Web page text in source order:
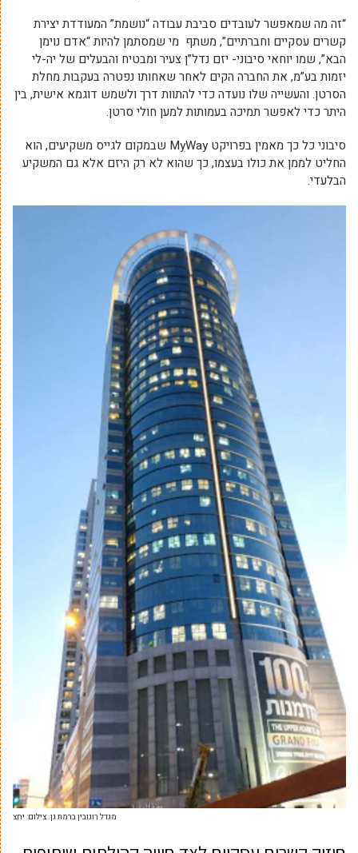
“זה מה שמאפשר לעובדים סביבת עבודה “נושמת” המעודדת יצירת
קשרים עסקיים וחברתיים”, משתף מי שמסתמן להיות “אדם נוימן
הבא”, שמו יוחאי סיבוני- יזם נדל”ן צעיר ומבטיח והבעלים של יה-לי
יזמות בע”מ, את החברה הקים לאחר שאחותו נפטרה בעקבות מחלת
הסרטן. והעשייה שלו נועדה כדי להתוות דרך ולשמש דוגמא אישית, בין
היתר כדי לאפשר תמיכה בעמותות למען חולי סרטן.
סיבוני כל כך מאמין בפרויקט MyWay שבמקום לגייס משקיעים, הוא
החליט לממן את כולו בעצמו, כך שהוא לא רק היזם אלא גם המשקיע
הבלעדי.
מגדל רוגובין ברמת גן. צילום: יחצ